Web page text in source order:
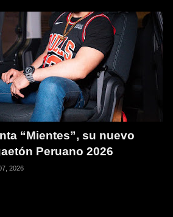
“Mientes”, su nuevo
Peruano 2026
2026